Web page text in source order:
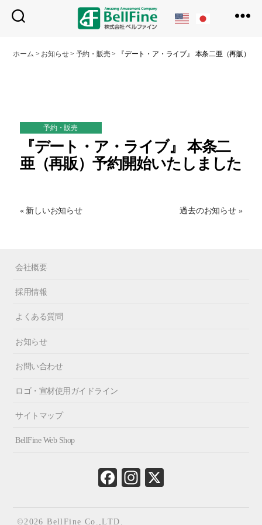
フ
ホーム > お知らせ> 予約・販売> 『デート・ア・ライブ』 本条二亜（再販）予
予約・販売
『デート・ア・ライブ』 本条二
亜（再販）予約開始いたしました
« 新しいお知らせ 過去のお知らせ »
会社概要
採用情報
よくある質問
お知らせ
お問い合わせ
ロゴ・宣材使用ガイドライン
サイトマップ
BellFine Web Shop
Fa
ce
ok
In
st
©2026 BellFine Co.,LTD.